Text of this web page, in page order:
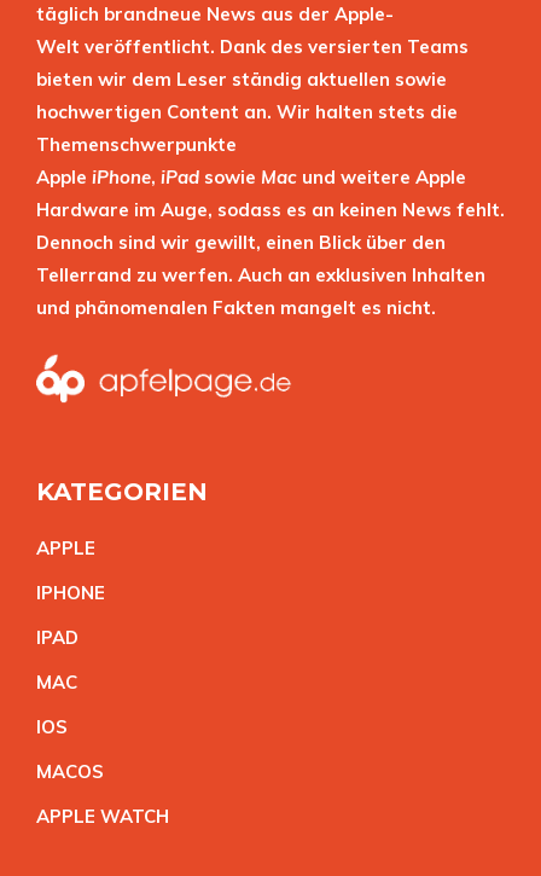
täglich brandneue News aus der Apple-
Welt veröffentlicht. Dank des versierten Teams
bieten wir dem Leser ständig aktuellen sowie
hochwertigen Content an. Wir halten stets die
Themenschwerpunkte
Apple iPhone, iPad sowie Mac und weitere Apple
Hardware im Auge, sodass es an keinen News fehlt.
Dennoch sind wir gewillt, einen Blick über den
Tellerrand zu werfen. Auch an exklusiven Inhalten
und phänomenalen Fakten mangelt es nicht.
KATEGORIEN
APPLE
IPHONE
IPAD
MAC
IOS
MACOS
APPLE WATCH